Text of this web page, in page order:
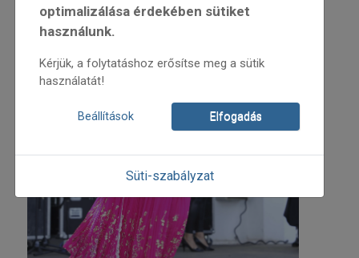
optimalizálása érdekében sütiket
használunk.
Kérjük, a folytatáshoz erősítse meg a sütik
használatát!
Beállítások Elfogadás
Süti-szabályzat